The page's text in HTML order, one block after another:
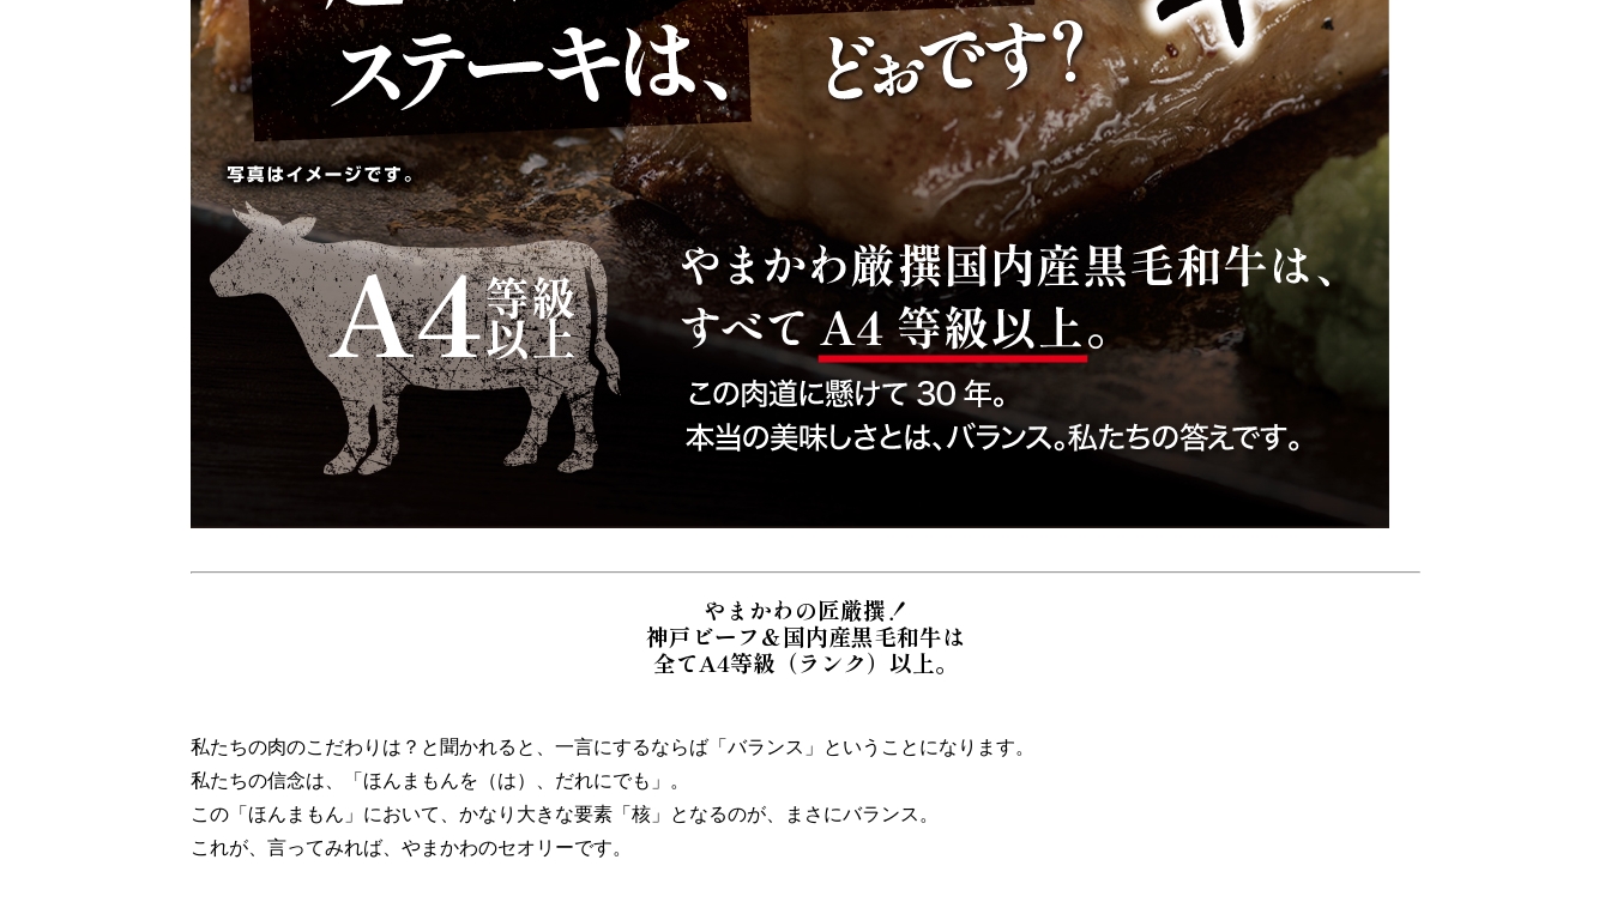
やまかわの匠厳撰！
神戸ビーフ＆国内産黒毛和牛は
全てA4等級（ランク）以上。
私たちの肉のこだわりは？と聞かれると、一言にするならば「バランス」ということになります。
私たちの信念は、「ほんまもんを（は）、だれにでも」。
この「ほんまもん」において、かなり大きな要素「核」となるのが、まさにバランス。
これが、言ってみれば、やまかわのセオリーです。